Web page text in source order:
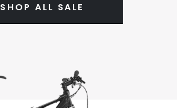
SHOP ALL SALE